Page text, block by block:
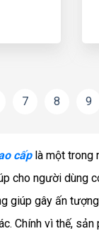
7 8 9
cấplà một trong
cho người dùng
giúp gây ấn
Chính vì thế,